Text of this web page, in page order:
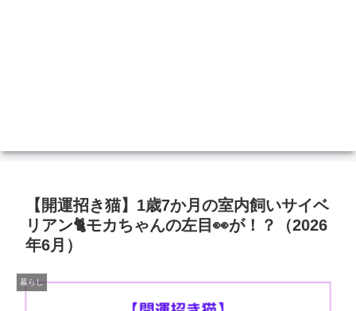
【開運招き猫】1歳7か月の室内飼いサイベ
リアン🐈モカちゃんの左目👀が！？（2026
年6月）
暮らし